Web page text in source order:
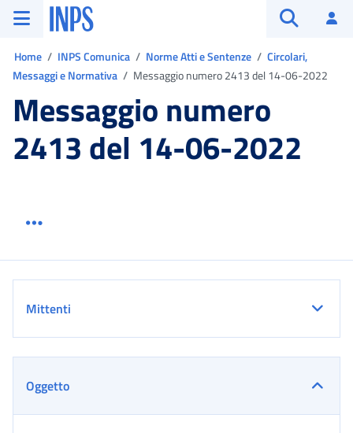
Vai al menu principale
Vai al contenuto principale
Vai al pie' di pagina
INPS ()
Home INPS Comunica Norme Atti e Sentenze
Circolari,
Messaggi e Normativa
Messaggio numero 2413 del 14-06-2022
Messaggio numero
2413 del 14-06-2022
Mittenti
Oggetto